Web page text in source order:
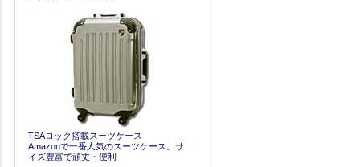
TSAロック搭載スーツケース
Amazonで一番人気のスーツケース。サ
イズ豊富で頑丈・便利